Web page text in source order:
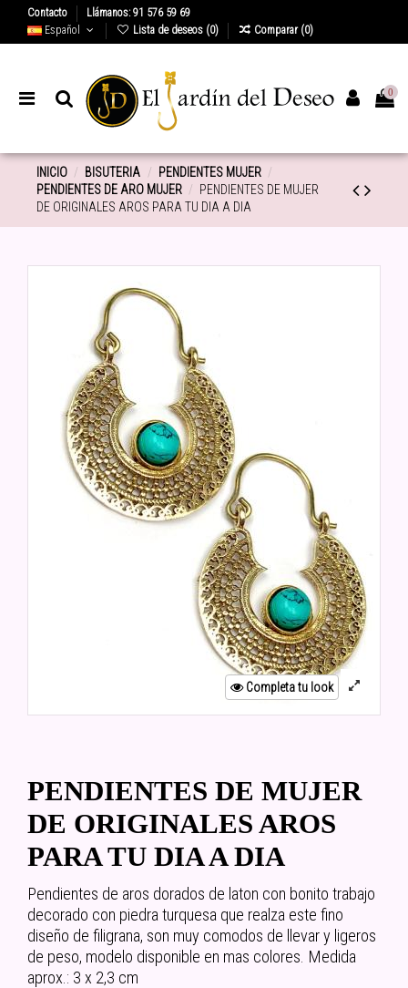
Contacto
Llámanos: 91 576 59 69
Español
Lista de deseos (0) Comparar (0)
0
INICIO BISUTERIA
PENDIENTES MUJER
PENDIENTES DE ARO MUJER
PENDIENTES DE MUJER
DE ORIGINALES AROS PARA TU DIA A DIA
Completa tu look
PENDIENTES DE MUJER
DE ORIGINALES AROS
PARA TU DIA A DIA
Pendientes de aros dorados de laton con bonito trabajo
decorado con piedra turquesa que realza este fino
diseño de filigrana, son muy comodos de llevar y ligeros
de peso, modelo disponible en mas colores. Medida
aprox.: 3 x 2,3 cm